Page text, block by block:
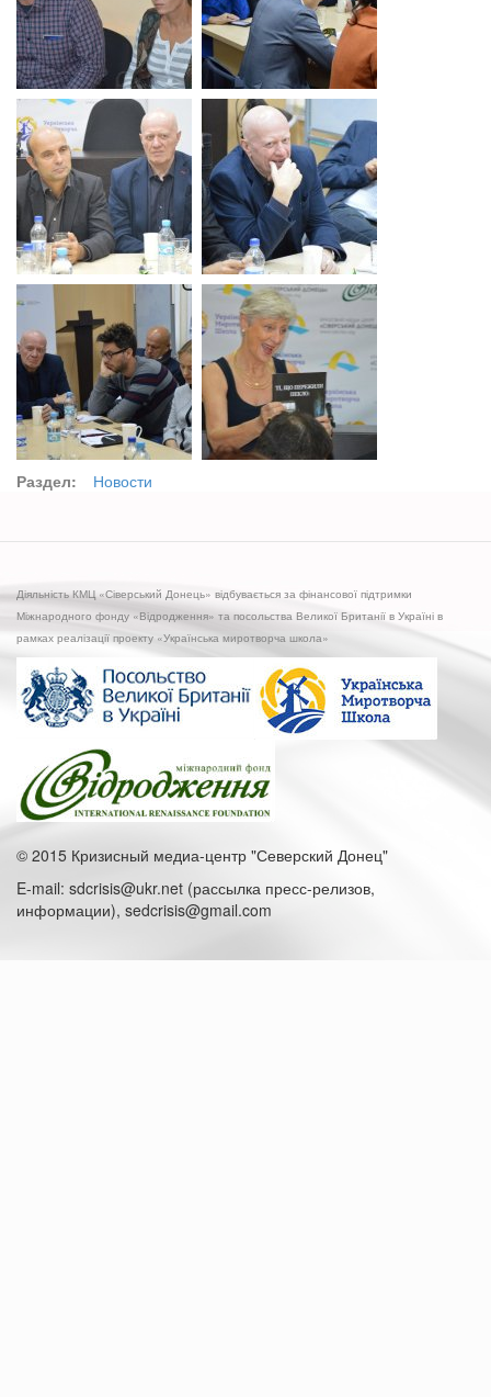
Раздел: Новости
Діяльність КМЦ «Сіверський Донець» відбувається за фінансової підтримки
Міжнародного фонду «Відродження» та посольства Великої Британії в Україні в
рамках реалізації проекту «Українська миротворча школа»
© 2015 Кризисный медиа-центр "Северский Донец"
E-mail: sdcrisis@ukr.net (рассылка пресс-релизов,
информации), sedcrisis@gmail.com